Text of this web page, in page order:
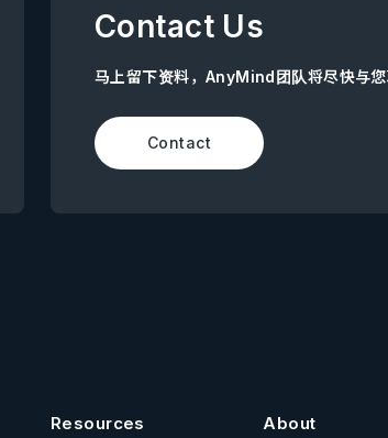
Contact Us
马上留下资料，AnyMind团队将尽快与您
Contact
Resources About